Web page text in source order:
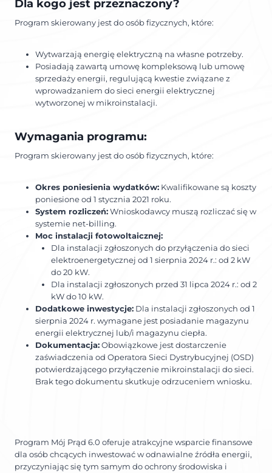
Dla kogo jest przeznaczony?
Program skierowany jest do osób fizycznych, które:
Wytwarzają energię elektryczną na własne potrzeby.
Posiadają zawartą umowę kompleksową lub umowę
sprzedaży energii, regulującą kwestie związane z
wprowadzaniem do sieci energii elektrycznej
wytworzonej w mikroinstalacji.
Wymagania programu:
Program skierowany jest do osób fizycznych, które:
Okres poniesienia wydatków: Kwalifikowane są koszty
poniesione od 1 stycznia 2021 roku.
System rozliczeń: Wnioskodawcy muszą rozliczać się w
systemie net-billing.
Moc instalacji fotowoltaicznej:
Dla instalacji zgłoszonych do przyłączenia do sieci
elektroenergetycznej od 1 sierpnia 2024 r.: od 2 kW
do 20 kW.
Dla instalacji zgłoszonych przed 31 lipca 2024 r.: od 2
kW do 10 kW.
Dodatkowe inwestycje: Dla instalacji zgłoszonych od 1
sierpnia 2024 r. wymagane jest posiadanie magazynu
energii elektrycznej lub/i magazynu ciepła.
Dokumentacja: Obowiązkowe jest dostarczenie
zaświadczenia od Operatora Sieci Dystrybucyjnej (OSD)
potwierdzającego przyłączenie mikroinstalacji do sieci.
Brak tego dokumentu skutkuje odrzuceniem wniosku.
Program Mój Prąd 6.0 oferuje atrakcyjne wsparcie finansowe
dla osób chcących inwestować w odnawialne źródła energii,
przyczyniając się tym samym do ochrony środowiska i